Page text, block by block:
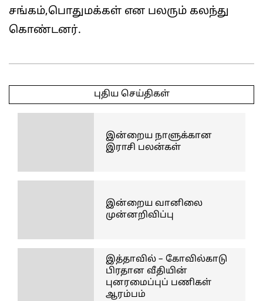
சங்கம்,பொதுமக்கள் என பலரும் கலந்து
கொண்டனர்.
04-
புதிய செய்திகள்
இன்றைய நாளுக்கான
இராசி பலன்கள்
இன்றைய வானிலை
முன்னறிவிப்பு
இத்தாவில் – கோவில்காடு
பிரதான வீதியின்
புனரமைப்புப் பணிகள்
ஆரம்பம்